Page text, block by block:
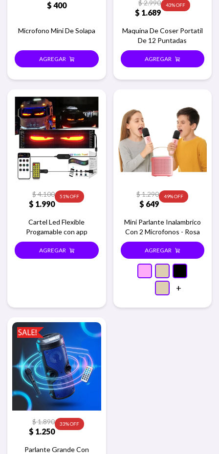
$ 400
Microfono Mini De Solapa
$ 1.689
$2.990 43
Maquina De Coser Portatil
De 12 Puntadas
$ 1.990
$4.100 51
Cartel Led Flexible
Progamable con app
$ 649
$1.290 49
Mini Parlante Inalambrico
Con 2 Microfonos - Rosa
$ 1.250
$1.890 33
Parlante Grande Con